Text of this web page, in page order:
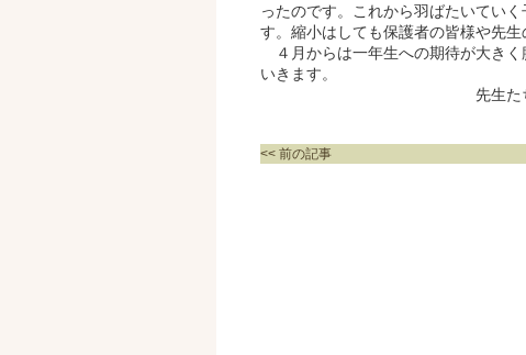
ったのです。これから羽ばたいてい
す。縮小はしても保護者の皆様や先生
４月からは一年生への期待が大きく
いきます。
先生たちは貴方たち
<< 前の記事